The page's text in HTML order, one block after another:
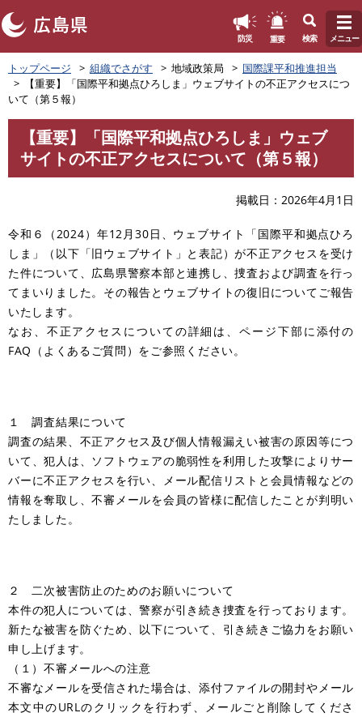
ペ
ー
の
す
防災 重要 検索 メニュー
トップページ 組織でさがす 地域政策局
国際課平和推進担当
【重要】「国際平和拠点ひろしま」ウェブサイトの不正アクセスにつ
いて（第５報）
【重要】「国際平和拠点ひろしま」ウェブ
サイトの不正アクセスについて（第５報）
掲載日 2026年4月1日
令和６（2024）年12月30日、ウェブサイト「国際平和拠点ひろ
しま」（以下「旧ウェブサイト」と表記）が不正アクセスを受け
た件について、広島県警察本部と連携し、捜査および調査を行っ
てまいりました。その報告とウェブサイトの復旧についてご報告
いたします。
なお、不正アクセスについての詳細は、ページ下部に添付の
FAQ（よくあるご質問）をご参照ください。
１ 調査結果について
調査の結果、不正アクセス及び個人情報漏えい被害の原因等につ
いて、犯人は、ソフトウェアの脆弱性を利用した攻撃によりサー
バーに不正アクセスを行い、メール配信リストと会員情報などの
情報を奪取し、不審メールを会員の皆様に配信したことが判明い
たしました。
２ 二次被害防止のためのお願いについて
本件の犯人については、警察が引き続き捜査を行っております。
新たな被害を防ぐため、以下について、引き続きご協力をお願い
申し上げます。
（１）不審メールへの注意
不審なメールを受信された場合は、添付ファイルの開封やメール
本文中のURLのクリックを行わず、メールごと削除してくださ